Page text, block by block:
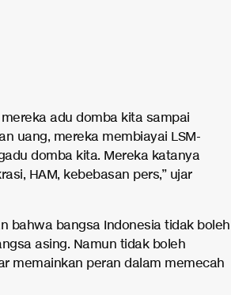
adu domba kita sampai
uang, mereka membiayai LSM-
domba kita. Mereka katanya
HAM, kebebasan pers,” ujar
bahwa bangsa Indonesia tidak boleh
asing. Namun tidak boleh
memainkan peran dalam memecah